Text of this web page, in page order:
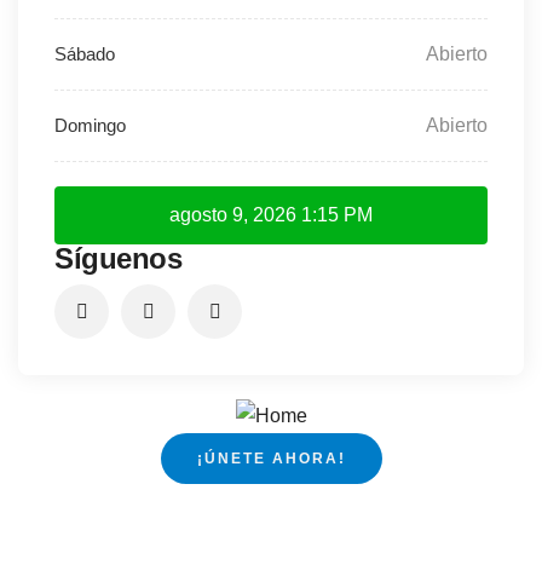
Abierto
Abierto
agosto 9, 2026 1:15 PM
Síguenos
¡ÚNETE AHORA!